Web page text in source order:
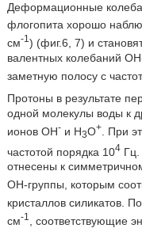
Деформационные
флогопита хорошо
см-1 ) (фиг.6, 7) и
валентных колебаний
заметную полосу с
Протоны в результате
одной молекулы воды к
ионов ОН-и Н3О+. При
частотой порядка 104Гц.
отнесены к
ОН-группы, которым
кристаллов силикатов.
см-1
, соответствующие